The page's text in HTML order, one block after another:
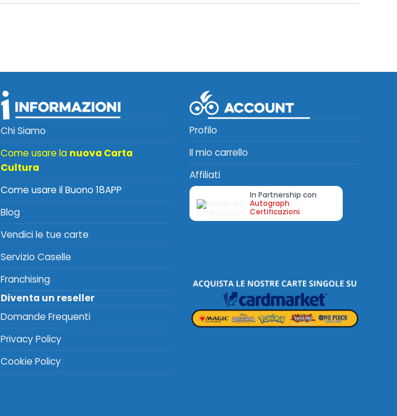
Chi Siamo
Come usare la nuova Carta
Cultura
Come usare il Buono 18APP
Blog
Vendici le tue carte
Servizio Caselle
Franchising
Diventa un reseller
Domande Frequenti
Privacy Policy
Cookie Policy
Profilo
Il mio carrello
Affiliati
In Partnership con
Autograph
Certificazioni